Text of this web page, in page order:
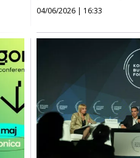
04/06/2026 | 16:33